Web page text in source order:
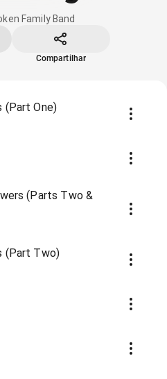
Family Band
Compartilhar
(Part One)
(Parts Two &
(Part Two)